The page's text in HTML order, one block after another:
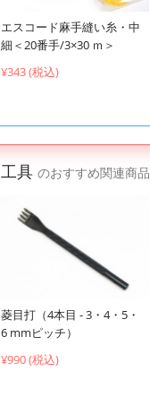
エスコード麻手縫い糸・中
細＜20番手/3×30 ｍ＞
¥343 (税込)
工具 のおすすめ関連商品
菱目打（4本目 - 3・4・5・
6 mmピッチ）
¥990 (税込)